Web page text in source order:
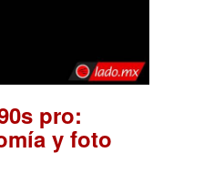
pro:
y foto